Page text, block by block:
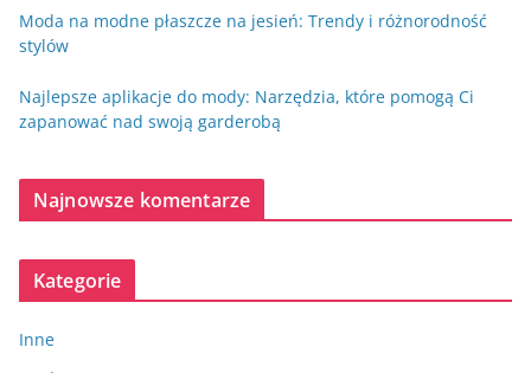
Moda na modne płaszcze na jesień: Trendy i różnorodność
stylów
Najlepsze aplikacje do mody: Narzędzia, które pomogą Ci
zapanować nad swoją garderobą
Najnowsze komentarze
Kategorie
Inne